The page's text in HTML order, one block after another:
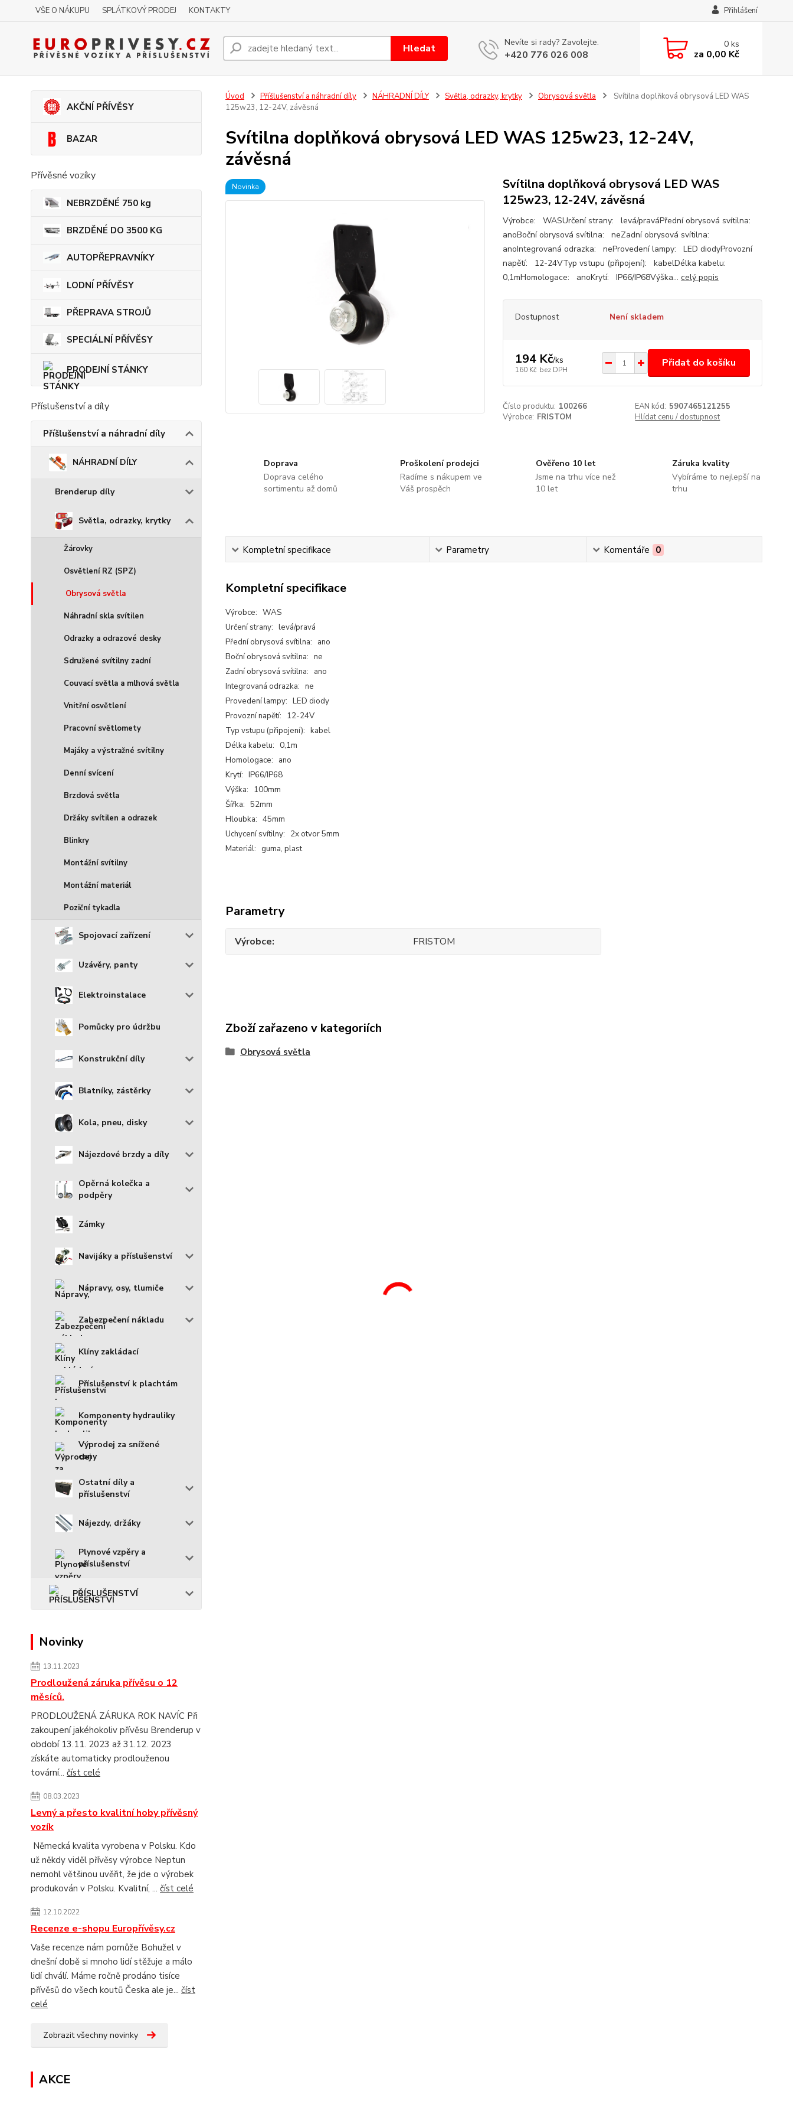
VŠE O NÁKUPU SPLÁTKOVÝ PRODEJ KONTAKTY Přihlášení
Hledat Nevíte si rady? Zavolejte.
+420 776 026 008
0ks
za 0,00 Kč
AKČNÍ PŘÍVĚSY
BAZAR
Přívěsné vozíky
NEBRZDĚNÉ 750 kg
BRZDĚNÉ DO 3500 KG
AUTOPŘEPRAVNÍKY
LODNÍ PŘÍVĚSY
PŘEPRAVA STROJŮ
SPECIÁLNÍ PŘÍVĚSY
PRODEJNÍ STÁNKY
Příslušenství a díly
Příšlušenství a náhradní díly
NÁHRADNÍ DÍLY
Brenderup díly
Světla, odrazky, krytky
Žárovky
Osvětlení RZ (SPZ)
Obrysová světla
Náhradní skla svítilen
Odrazky a odrazové desky
Sdružené svítilny zadní
Couvací světla a mlhová světla
Vnitřní osvětlení
Pracovní světlomety
Majáky a výstražné svítilny
Denní svícení
Brzdová světla
Držáky svítilen a odrazek
Blinkry
Montážní svítilny
Montážní materiál
Poziční tykadla
Spojovací zařízení
Uzávěry, panty
Elektroinstalace
Pomůcky pro údržbu
Konstrukční díly
Blatníky, zástěrky
Kola, pneu, disky
Nájezdové brzdy a díly
Opěrná kolečka a
podpěry
Zámky
Navijáky a příslušenství
Nápravy, osy, tlumiče
Zabezpečení nákladu
Klíny zakládací
Příslušenství k plachtám
Komponenty hydrauliky
Výprodej za snížené
ceny
Ostatní díly a
příslušenství
Nájezdy, držáky
Plynové vzpěry a
příslušenství
PŘÍSLUŠENSTVÍ
Novinky
13.11.2023
Prodloužená záruka přívěsu o 12
měsíců.
PRODLOUŽENÁ ZÁRUKA ROK NAVÍC Při
zakoupení jakéhokoliv přívěsu Brenderup v
období 13.11. 2023 až 31.12. 2023
získáte automaticky prodlouženou
tovární... číst celé
08.03.2023
Levný a přesto kvalitní hoby přívěsný
vozík
Německá kvalita vyrobena v Polsku. Kdo
už někdy viděl přívěsy výrobce Neptun
nemohl většinou uvěřit, že jde o výrobek
produkován v Polsku. Kvalitní, ... číst celé
12.10.2022
Recenze e-shopu Europřívěsy.cz
Vaše recenze nám pomůže Bohužel v
dnešní době si mnoho lidí stěžuje a málo
lidí chválí. Máme ročně prodáno tisíce
přívěsů do všech koutů Česka ale je... číst
celé
Zobrazit všechny novinky
AKCE
Úvod Příšlušenství a náhradní díly NÁHRADNÍ DÍLY Světla, odrazky, krytky Obrysová světla
Svítilna doplňková obrysová LED WAS
125w23, 12-24V, závěsná
Svítilna doplňková obrysová LED WAS 125w23, 12-24V,
závěsná
Novinka
Svítilna doplňková obrysová LED WAS
125w23, 12-24V, závěsná
Výrobce: WASUrčení strany: levá/praváPřední obrysová svítilna:
anoBoční obrysová svítilna: neZadní obrysová svítilna:
anoIntegrovaná odrazka: neProvedení lampy: LED diodyProvozní
napětí: 12-24VTyp vstupu (připojení): kabelDélka kabelu:
0,1mHomologace: anoKrytí: IP66/IP68Výška... celý popis
Dostupnost Není skladem
194 Kč/ks
160 Kč bez DPH
Přidat do košíku
Číslo produktu: 100266 EAN kód: 5907465121255
Výrobce: FRISTOM Hlídat cenu / dostupnost
Doprava
Doprava celého
sortimentu až domů
Proškolení prodejci
Radíme s nákupem ve
Váš prospěch
Ověřeno 10 let
Jsme na trhu více než
10 let
Záruka kvality
Vybíráme to nejlepší na
trhu
Kompletní specifikace Parametry Komentáře 0
Kompletní specifikace
Výrobce: WAS
Určení strany: levá/pravá
Přední obrysová svítilna: ano
Boční obrysová svítilna: ne
Zadní obrysová svítilna: ano
Integrovaná odrazka: ne
Provedení lampy: LED diody
Provozní napětí: 12-24V
Typ vstupu (připojení): kabel
Délka kabelu: 0,1m
Homologace: ano
Krytí: IP66/IP68
Výška: 100mm
Šířka: 52mm
Hloubka: 45mm
Uchycení svítilny: 2x otvor 5mm
Materiál: guma, plast
Parametry
Výrobce FRISTOM
Zboží zařazeno v kategoriích
Obrysová světla